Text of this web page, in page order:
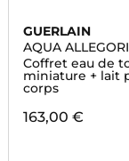
GUERLAIN
AQUA
Coffret eau de
miniature + lait
corps
163,00 €